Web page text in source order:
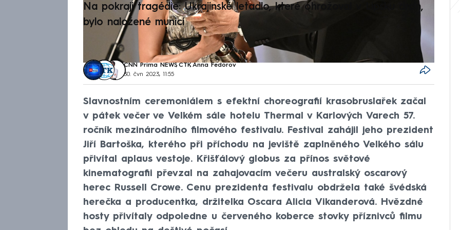
Na pokraji tragédie: Ukrajinské letadlo, které ohrožoval v Lipsku dron,
bylo naložené municí
CNN Prima NEWS, ČTK,Anna Fedorov
30. čvn 2023, 11:55
Slavnostním ceremoniálem s efektní choreografií krasobruslařek začal
v pátek večer ve Velkém sále hotelu Thermal v Karlových Varech 57.
ročník mezinárodního filmového festivalu. Festival zahájil jeho prezident
Jiří Bartoška, kterého při příchodu na jeviště zaplněného Velkého sálu
přivítal aplaus vestoje. Křišťálový globus za přínos světové
kinematografii převzal na zahajovacím večeru australský oscarový
herec Russell Crowe. Cenu prezidenta festivalu obdržela také švédská
herečka a producentka, držitelka Oscara Alicia Vikanderová. Hvězdné
hosty přivítaly odpoledne u červeného koberce stovky příznivců filmu